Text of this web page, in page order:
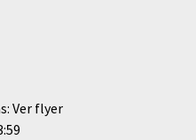
Ver flyer